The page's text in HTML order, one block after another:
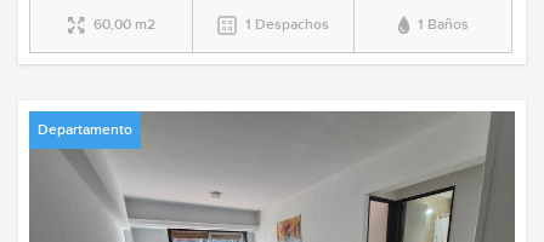
60,00 m2 1 Despachos 1 Baños
Departamento